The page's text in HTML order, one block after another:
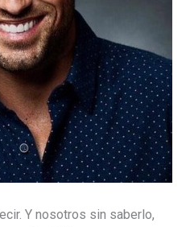
Y nosotros sin saberlo,